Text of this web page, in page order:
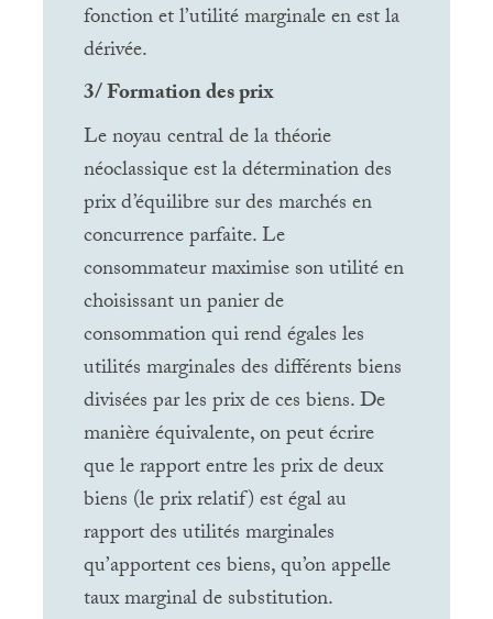
fonction et l’utilité marginale en est la
dérivée.
3/ Formation des prix
Le noyau central de la théorie
néoclassique est la détermination des
prix d’équilibre sur des marchés en
concurrence parfaite. Le
consommateur maximise son utilité en
choisissant un panier de
consommation qui rend égales les
utilités marginales des différents biens
divisées par les prix de ces biens. De
manière équivalente, on peut écrire
que le rapport entre les prix de deux
biens (le prix relatif) est égal au
rapport des utilités marginales
qu’apportent ces biens, qu’on appelle
taux marginal de substitution.